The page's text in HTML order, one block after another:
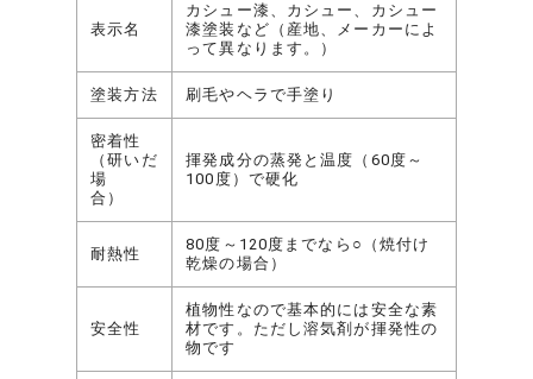
表示名
カシュー漆、カシュー、カシュー
漆塗装など（産地、メーカーによ
って異なります。）
塗装方法 刷毛やヘラで手塗り
密着性
（研いだ
場
合）
揮発成分の蒸発と温度（60度～
100度）で硬化
耐熱性
80度～120度までなら○（焼付け
乾燥の場合）
安全性
植物性なので基本的には安全な素
材です。ただし溶気剤が揮発性の
物です